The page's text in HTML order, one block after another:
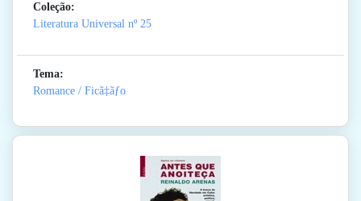
Coleção:
Literatura Universal nº 25
Tema:
Romance / Ficã‡ãƒo